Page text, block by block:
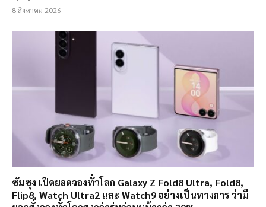
8 สิงหาคม 2026
ซัมซุง เปิดยอดจองทั่วโลก Galaxy Z Fold8 Ultra, Fold8,
Flip8, Watch Ultra2 และ Watch9 อย่างเป็นทางการ ว่ามี